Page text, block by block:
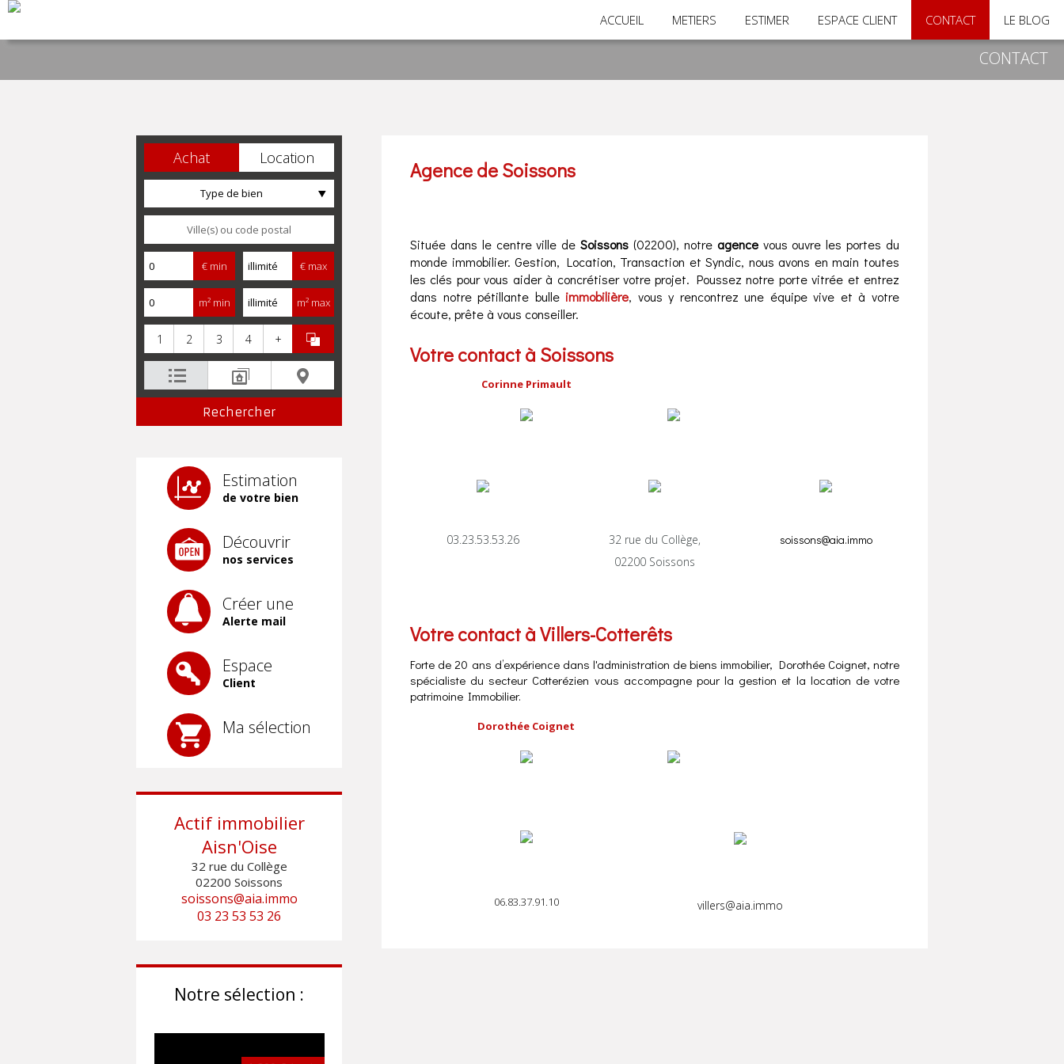
ACCUEIL METIERS ESTIMER ESPACE CLIENT CONTACT LE BLOG
CONTACT
Achat Location
Type de bien
€ min € max
m² min m² max
1 2 3 4 +
Estimation
de votre bien
Découvrir
nos services
Créer une
Alerte mail
Espace
Client
Ma sélection
Actif immobilier
Aisn'Oise
32 rue du Collège
02200 Soissons
soissons@aia.immo
03 23 53 53 26
Notre sélection :
Agence de Soissons
Située dans le centre ville deSoissons (02200), notre agencevous ouvre les portes du
monde immobilier. Gestion, Location, Transaction et Syndic, nous avons en main toutes
les clés pour vous aider à concrétiser votre projet. Poussez notre porte vitrée et entrez
dans notre pétillante bulle immobilière, vous y rencontrez une équipe vive et à votre
écoute, prête à vous conseiller.
Votre contact à Soissons
Corinne Primault
03.23.53.53.26
32 rue du Collège,
02200 Soissons
soissons@aia.immo
Votre contact à Villers-Cotterêts
Forte de 20 ans d’expérience dans l'administration de biens immobilier, Dorothée Coignet, notre
spécialiste du secteur Cotterézien vous accompagne pour la gestion et la location de votre
patrimoine Immobilier.
Dorothée Coignet
06.83.37.91.10 villers@aia.immo